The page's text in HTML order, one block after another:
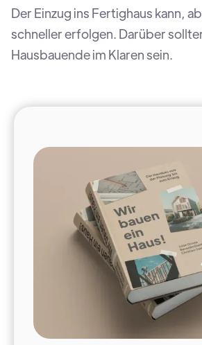
Der Einzug ins Fertighaus kann,
schneller erfolgen. Darüber
Hausbauende im Klaren sein.